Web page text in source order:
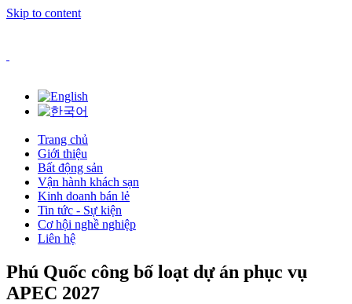
Skip to content
Trang chủ
Giới thiệu
Bất động sản
Vận hành khách sạn
Kinh doanh bán lẻ
Tin tức - Sự kiện
Cơ hội nghề nghiệp
Liên hệ
Phú Quốc công bố loạt dự án phục vụ
APEC 2027